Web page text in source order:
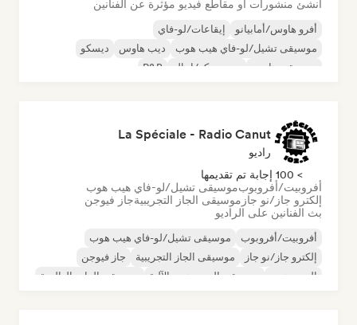
أنشئ منشورات أو مقاطع فيديو مؤثرة عن الفنانين
أفرو هاوس/أمابيانو
إيقاعات/لو-فاي
موسيقى تشيل/لو-فاي هيب هوب
ديب هاوس
ديسكو
موسيقى هاوس
نيو ديسكو/إيتالو R&B
La Spéciale - Radio Canut
راديو
> 100 إجابة تم تقديمها
أفروبيت/أفروبوبموسيقى تشيل/لو-فاي هيب هوب
إلكترو جاز/نو جاز موسيقى الجاز التجريبيةجاز فيوجن
بث الفنانين على الراديو
أفروبيت/أفروبوب
موسيقى تشيل/لو-فاي هيب هوب
إلكترو جاز/نو جاز
موسيقى الجاز التجريبية
جاز فيوجن
الهيب هوب
موسيقى الهيب هوب الآلية موسيقى الراب العالمية